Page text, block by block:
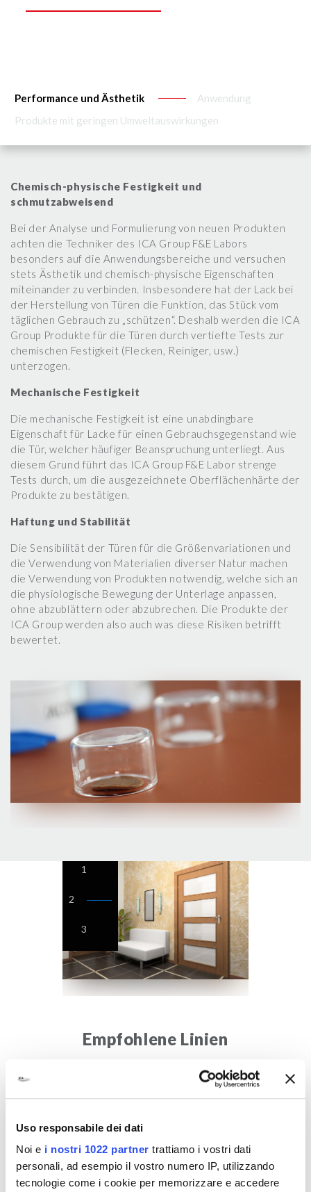
Uso responsabile dei dati
Noi e i nostri 1022 partner trattiamo i vostri dati
personali, ad esempio il vostro numero IP, utilizzando
tecnologie come i cookie per memorizzare e accedere
Performance und Ästhetik
Anwendung
Produkte mit geringen Umweltauswirkungen
Chemisch-physische Festigkeit und
schmutzabweisend
Bei der Analyse und Formulierung von neuen Produkten
achten die Techniker des ICA Group F&E Labors
besonders auf die Anwendungsbereiche und versuchen
stets Ästhetik und chemisch-physische Eigenschaften
miteinander zu verbinden. Insbesondere hat der Lack bei
der Herstellung von Türen die Funktion, das Stück vom
täglichen Gebrauch zu „schützen“. Deshalb werden die ICA
Group Produkte für die Türen durch vertiefte Tests zur
chemischen Festigkeit (Flecken, Reiniger, usw.)
unterzogen.
Mechanische Festigkeit
Die mechanische Festigkeit ist eine unabdingbare
Eigenschaft für Lacke für einen Gebrauchsgegenstand wie
die Tür, welcher häufiger Beanspruchung unterliegt. Aus
diesem Grund führt das ICA Group F&E Labor strenge
Tests durch, um die ausgezeichnete Oberflächenhärte der
Produkte zu bestätigen.
Haftung und Stabilität
Die Sensibilität der Türen für die Größenvariationen und
die Verwendung von Materialien diverser Natur machen
die Verwendung von Produkten notwendig, welche sich an
die physiologische Bewegung der Unterlage anpassen,
ohne abzublättern oder abzubrechen. Die Produkte der
ICA Group werden also auch was diese Risiken betrifft
bewertet.
1
2
3
Empfohlene Linien